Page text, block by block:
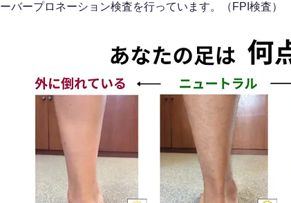
ーバープロネーション検査を行っています。（FPI検査）​